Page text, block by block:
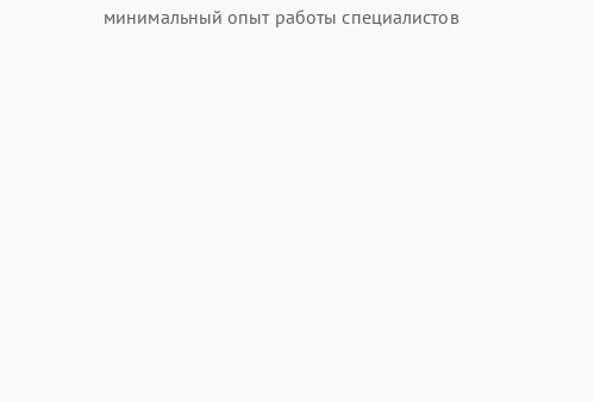
минимальный опыт работы специалистов